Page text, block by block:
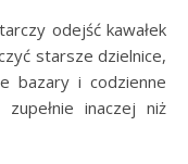
odejść kawałek
starsze dzielnice,
bazary i codzienne
inaczej niż